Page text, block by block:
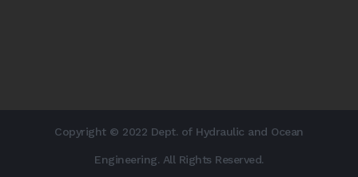
Copyright © 2022 Dept. of Hydraulic and Ocean
Engineering. All Rights Reserved.